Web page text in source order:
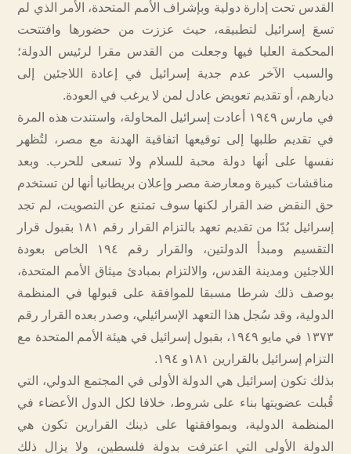
القدس تحت إدارة دولية وبإشراف الأمم المتحدة، الأمر الذي لم
تسعَ إسرائيل لتطبيقه، حيث عززت من حضورها وافتتحت
المحكمة العليا فيها وجعلت من القدس مقرا لرئيس الدولة؛
والسبب الآخر عدم جدية إسرائيل في إعادة اللاجئين إلى
ديارهم، أو تقديم تعويض عادل لمن لا يرغب في العودة.
في مارس ١٩٤٩ أعادت إسرائيل المحاولة، واستندت هذه المرة
في تقديم طلبها إلى توقيعها اتفاقية الهدنة مع مصر، لتُظهر
نفسها على أنها دولة محبة للسلام ولا تسعى للحرب. وبعد
مناقشات كبيرة ومعارضة مصر وإعلان بريطانيا أنها لن تستخدم
حق النقض ضد القرار لكنها سوف تمتنع عن التصويت، لم تجد
إسرائيل بُدّا من تقديم تعهد بالتزام القرار رقم ١٨١ بقبول قرار
التقسيم ومبدأ الدولتين، والقرار رقم ١٩٤ الخاص بعودة
اللاجئين ومدينة القدس، والالتزام بمبادئ ميثاق الأمم المتحدة،
بوصف ذلك شرطا مسبقا للموافقة على قبولها في المنظمة
الدولية، وقد سُجل هذا التعهد الإسرائيلي، وصدر بعده القرار رقم
١٣٧٣ في مايو ١٩٤٩، بقبول إسرائيل في هيئة الأمم المتحدة مع
التزام إسرائيل بالقرارين ١٨١و ١٩٤.
بذلك تكون إسرائيل هي الدولة الأولى في المجتمع الدولي، التي
قُبلت عضويتها بناء على شروط، خلافا لكل الدول الأعضاء في
المنظمة الدولية، وبموافقتها على ذينك القرارين تكون هي
الدولة الأولى التي اعترفت بدولة فلسطين، ولا يزال ذلك